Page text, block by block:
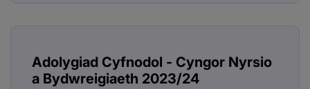
Adolygiad Cyfnodol - Cyngor Nyrsio
a Bydwreigiaeth 2023/24